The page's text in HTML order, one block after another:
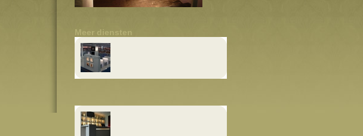
Meer diensten